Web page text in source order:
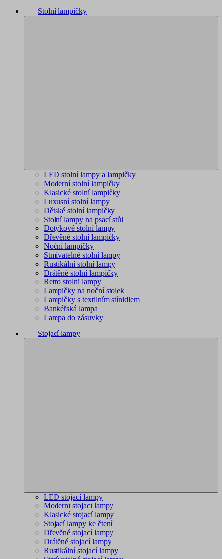
Stolní lampičky
LED stolní lampy a lampičky
Moderní stolní lampičky
Klasické stolní lampičky
Luxusní stolní lampy
Dětské stolní lampičky
Stolní lampy na psací stůl
Dotykové stolní lampy
Dřevěné stolní lampičky
Noční lampičky
Stmívatelné stolní lampy
Rustikální stolní lampy
Drátěné stolní lampičky
Retro stolní lampy
Lampičky na noční stolek
Lampičky s textilním stínidlem
Bankéřská lampa
Lampa do zásuvky
Stojací lampy
LED stojací lampy
Moderní stojací lampy
Klasické stojací lampy
Stojací lampy ke čtení
Dřevěné stojací lampy
Drátěné stojací lampy
Rustikální stojací lampy